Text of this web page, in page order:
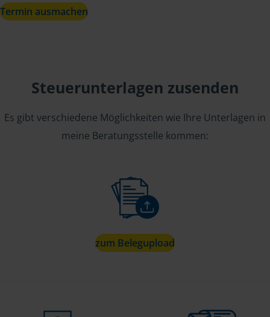
Termin ausmachen
Steuerunterlagen zusenden
Es gibt verschiedene Möglichkeiten wie Ihre Unterlagen in
meine Beratungsstelle kommen:
zum Belegupload